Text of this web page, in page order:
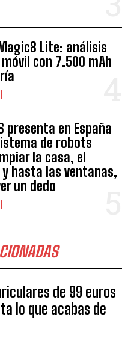
Magic8 Lite: análisis
con 7.500 mAh
presenta en España
de robots
la casa, el
hasta las ventanas,
un dedo
de 99 euros
lo que acabas de